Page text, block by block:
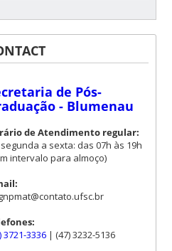
de Pós-
- Blumenau
de Atendimento regular:
a sexta: das 07h às 19h
intervalo para almoço)
3721-3336| (47) 3232-5136